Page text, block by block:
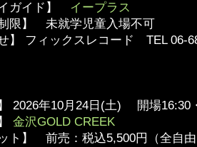
イガイド】 イープラス
制限】 未就学児童入場不可
せ】 フィックスレコード TEL 06-
】 2026年10月24日(土) 開場16:30
金沢GOLD CREEK
ット】 前売：税込5,500円（全自